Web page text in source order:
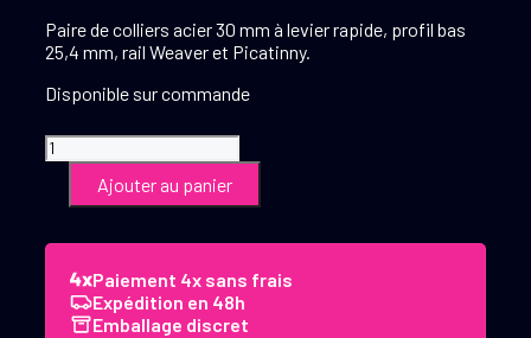
Paire de colliers acier 30 mm à levier rapide, profil bas
25,4 mm, rail Weaver et Picatinny.
Disponible sur commande
quantité
de
Weaver
Bas
Ajouter au panier
Paiement 4x sans frais
Expédition en 48h
Emballage discret